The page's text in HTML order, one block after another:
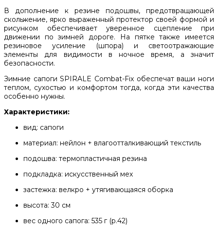
В дополнение к резине подошвы, предотвращающей
скольжение, ярко выраженный протектор своей формой и
рисунком обеспечивает уверенное сцепление при
движении по зимней дороге. На пятке также имеется
резиновое усиление (шпора) и светоотражающие
элементы для видимости в ночное время, а значит
безопасности.
Зимние сапоги SPIRALE Combat-Fix обеспечат ваши ноги
теплом, сухостью и комфортом тогда, когда эти качества
особенно нужны.
Характеристики:
вид: сапоги
материал: нейлон + влагоотталкивающий текстиль
подошва: термопластичная резина
подкладка: искусственный мех
​застежка: велкро + утягивающаяся оборка
​высота: 30 см
вес одного сапога: 535 г (р.42)